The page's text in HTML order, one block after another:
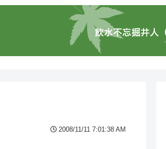
2008/11/11 7:01:38 AM